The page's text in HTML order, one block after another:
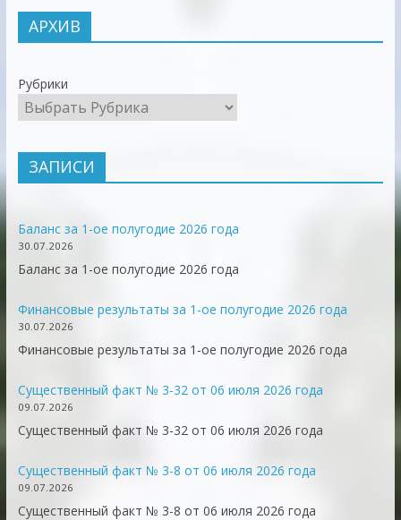
АРХИВ
Рубрики
ЗАПИСИ
Баланс за 1-ое полугодие 2026 года
30.07.2026
Баланс за 1-ое полугодие 2026 года
Финансовые результаты за 1-ое полугодие 2026 года
30.07.2026
Финансовые результаты за 1-ое полугодие 2026 года
Существенный факт № 3-32 от 06 июля 2026 года
09.07.2026
Существенный факт № 3-32 от 06 июля 2026 года
Существенный факт № 3-8 от 06 июля 2026 года
09.07.2026
Существенный факт № 3-8 от 06 июля 2026 года